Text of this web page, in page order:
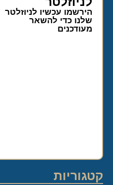
הירשמו עכשיו לניוזלטר
שלנו כדי להשאר
מעודכנים
קטגוריות